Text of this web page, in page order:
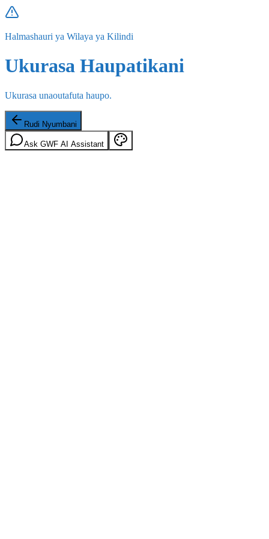
Halmashauri ya Wilaya ya Kilindi
Ukurasa Haupatikani
Ukurasa unaoutafuta haupo.
Rudi Nyumbani
Ask GWF AI Assistant